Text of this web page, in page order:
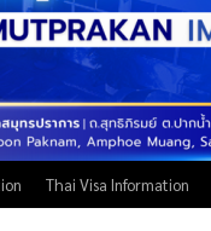
Thai Visa Information